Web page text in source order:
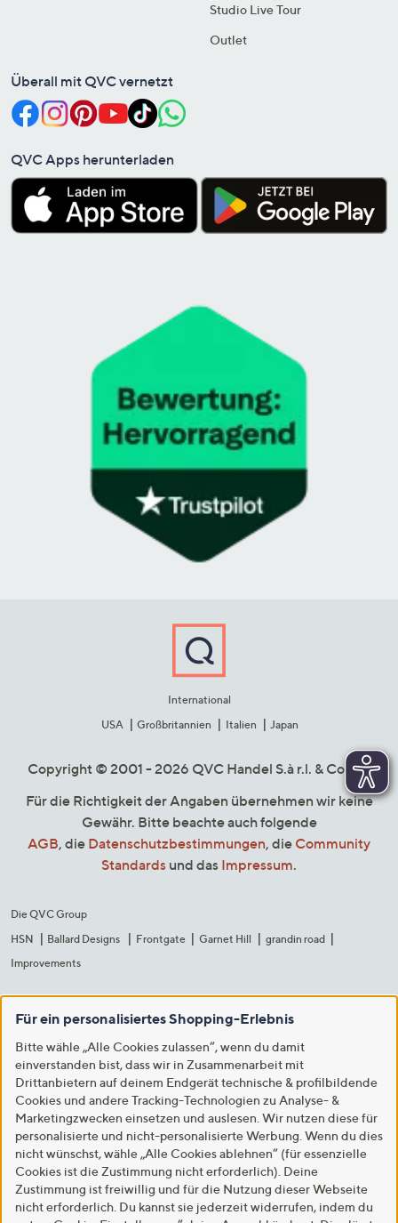
Studio Live Tour
Outlet
Überall mit QVC vernetzt
QVC Apps herunterladen
International
USA
Großbritannien Italien Japan
Copyright © 2001 - 2026 QVC Handel S.à r.l. & Co. KG
Für die Richtigkeit der Angaben übernehmen wir keine
Gewähr. Bitte beachte auch folgende
AGB, die Datenschutzbestimmungen, die Community
Standards und das Impressum.
Die QVC Group
HSN
Ballard Designs Frontgate Garnet Hill
grandin road
Improvements
Für ein personalisiertes Shopping-Erlebnis
Bitte wähle „Alle Cookies zulassen“, wenn du damit
einverstanden bist, dass wir in Zusammenarbeit mit
Drittanbietern auf deinem Endgerät technische & profilbildende
Cookies und andere Tracking-Technologien zu Analyse- &
Marketingzwecken einsetzen und auslesen. Wir nutzen diese für
personalisierte und nicht-personalisierte Werbung. Wenn du dies
nicht wünschst, wähle „Alle Cookies ablehnen“ (für essenzielle
Cookies ist die Zustimmung nicht erforderlich). Deine
Zustimmung ist freiwillig und für die Nutzung dieser Webseite
nicht erforderlich. Du kannst sie jederzeit widerrufen, indem du